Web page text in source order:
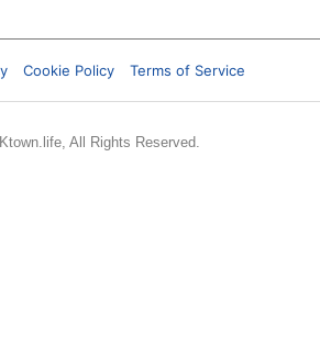
Cookie Policy Terms of Service
All Rights Reserved.